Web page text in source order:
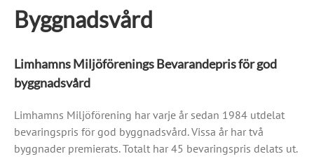
Byggnadsvård
Limhamns Miljöförenings Bevarandepris för god
byggnadsvård
Limhamns Miljöförening har varje år sedan 1984 utdelat
bevaringspris för god byggnadsvård. Vissa år har två
byggnader premierats. Totalt har 45 bevaringspris delats ut.